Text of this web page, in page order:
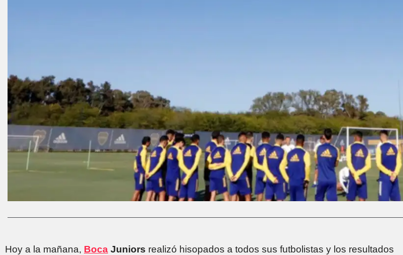
Hoy a la mañana, Boca Juniors realizó hisopados a todos sus futbolistas y los resultados